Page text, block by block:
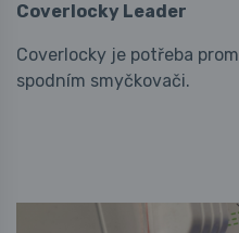
Coverlocky Leader
Coverlocky je potřeba
spodním smyčkovači.